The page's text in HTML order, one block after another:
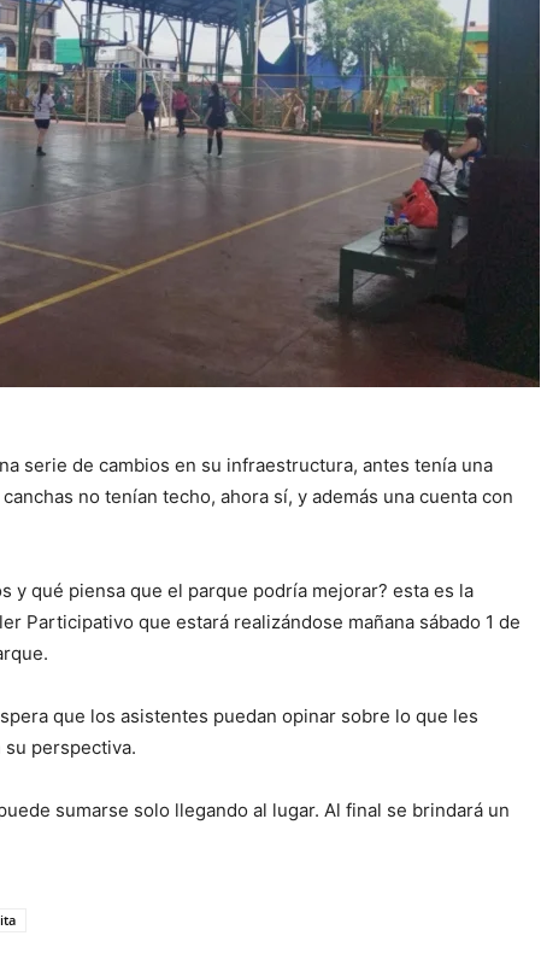
serie de cambios en su infraestructura, antes tenía una
no tenían techo, ahora sí, y además una cuenta con
y qué piensa que el parque podría mejorar? esta es la
Participativo que estará realizándose mañana sábado 1 de
que los asistentes puedan opinar sobre lo que les
perspectiva.
sumarse solo llegando al lugar. Al final se brindará un